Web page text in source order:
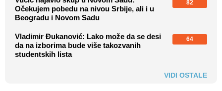
Očekujem pobedu na nivou Srbije, ali i u
Beogradu i Novom Sadu
82
Vladimir Đukanović: Lako može da se desi
da na izborima bude više takozvanih
studentskih lista
64
VIDI OSTALE